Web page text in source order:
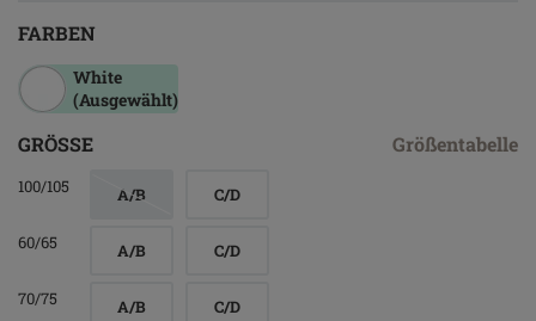
FARBEN
White
(Ausgewählt)
GRÖSSE Größentabelle
100/105 A/B C/D
60/65 A/B C/D
70/75 A/B C/D